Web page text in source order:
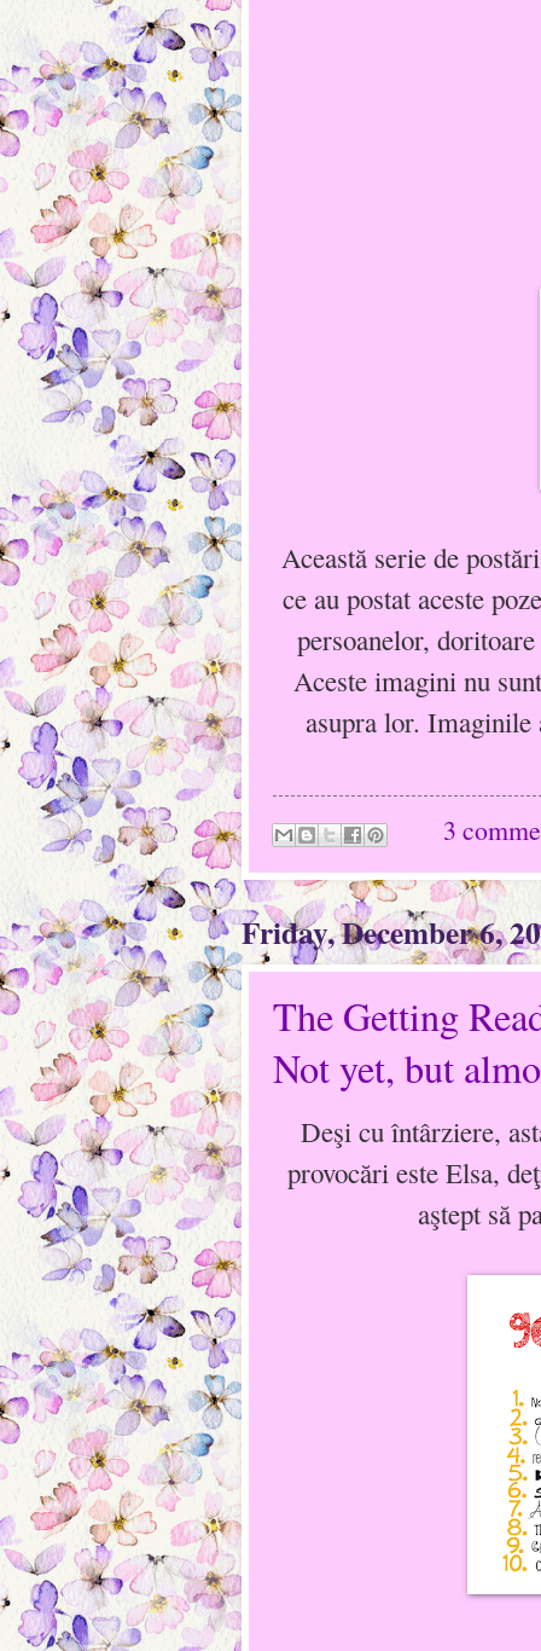
Această serie de
ce au postat aceste
persoanelor,
Aceste imagini nu
asupra lor. Imaginile
3
Friday, December 6,
The Getting
Not yet, but
Deşi cu întârziere,
provocări este Elsa,
aştept să